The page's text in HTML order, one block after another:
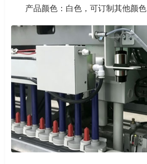
产品颜色：白色，可订制其他颜色